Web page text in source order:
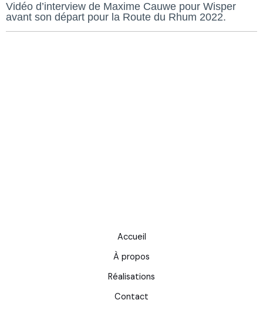
Vidéo d’interview de Maxime Cauwe pour Wisper
avant son départ pour la Route du Rhum 2022.
Accueil
À propos
Réalisations
Contact